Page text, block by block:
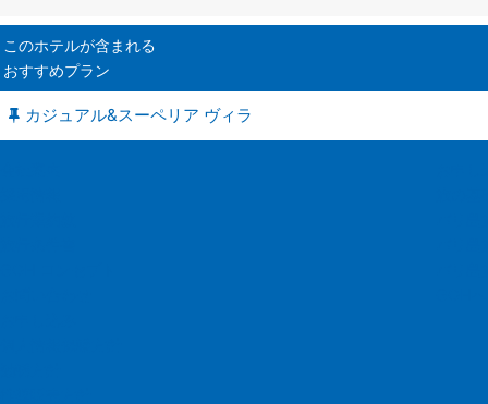
このホテルが含まれる
おすすめプラン
カジュアル&スーペリア ヴィラ